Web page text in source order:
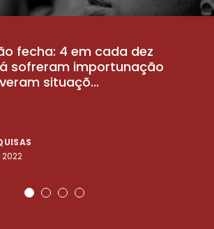
fecha: 4 em cada dez
sofreram importunação
situaçõ...
2022